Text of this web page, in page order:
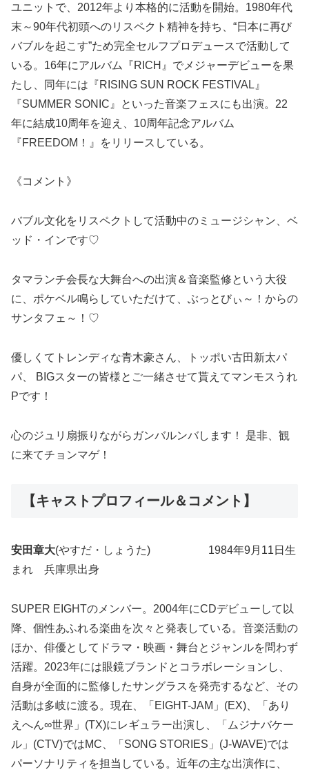
ユニットで、2012年より本格的に活動を開始。1980年代
末～90年代初頭へのリスペクト精神を持ち、“日本に再び
バブルを起こす”ため完全セルフプロデュースで活動して
いる。16年にアルバム『RICH』でメジャーデビューを果
たし、同年には『RISING SUN ROCK FESTIVAL』
『SUMMER SONIC』といった音楽フェスにも出演。22
年に結成10周年を迎え、10周年記念アルバム
『FREEDOM！』をリリースしている。
《コメント》
バブル文化をリスペクトして活動中のミュージシャン、ベ
ッド・インです♡
タマランチ会長な大舞台への出演＆音楽監修という大役
に、ポケベル鳴らしていただけて、ぶっとびぃ～！からの
サンタフェ～！♡
優しくてトレンディな青木豪さん、トッポい古田新太パ
パ、 BIGスターの皆様とご一緒させて貰えてマンモスうれ
Pです！
心のジュリ扇振りながらガンバルンバします！ 是非、観
に来てチョンマゲ！
【キャストプロフィール＆コメント】
安田章大(やすだ・しょうた) 1984年9月11日生
まれ 兵庫県出身
SUPER EIGHTのメンバー。2004年にCDデビューして以
降、個性あふれる楽曲を次々と発表している。音楽活動の
ほか、俳優としてドラマ・映画・舞台とジャンルを問わず
活躍。2023年には眼鏡ブランドとコラボレーションし、
自身が全面的に監修したサングラスを発売するなど、その
活動は多岐に渡る。現在、「EIGHT-JAM」(EX)、「あり
えへん∞世界」(TX)にレギュラー出演し、「ムジナバケー
ル」(CTV)ではMC、「SONG STORIES」(J-WAVE)では
パーソナリティを担当している。近年の主な出演作に、